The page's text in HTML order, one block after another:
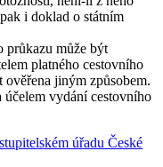
i doklad o státním
průkazu může být
platného cestovního
jiným způsobem.
účelem vydání cestovního
úřadu České